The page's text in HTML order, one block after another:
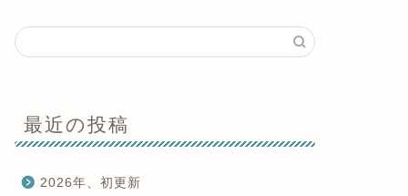
最近の投稿
2026年、初更新